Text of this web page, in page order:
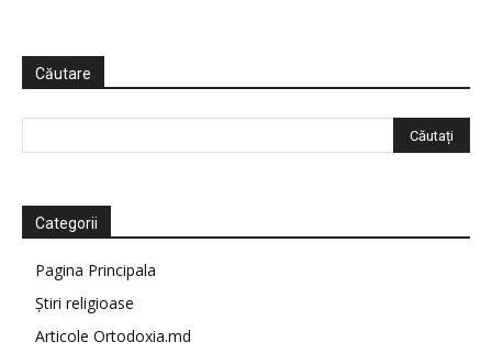
Căutare
Categorii
Pagina Principala
Știri religioase
Articole Ortodoxia.md